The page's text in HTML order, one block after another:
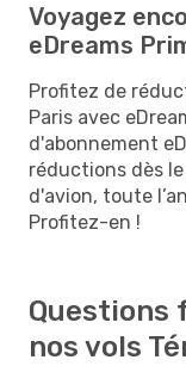
Voyagez
eDreams
Profitez de
Paris avec
d'abonnement
réductions dès
d'avion, toute
Profitez-en !
Questions
nos vols